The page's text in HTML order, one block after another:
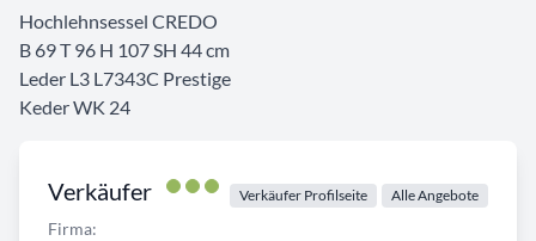
Verkäufer Verkäufer Profilseite Alle Angebote
Firma:
Hochlehnsessel CREDO
B 69 T 96 H 107 SH 44 cm
Leder L3 L7343C Prestige
Keder WK 24